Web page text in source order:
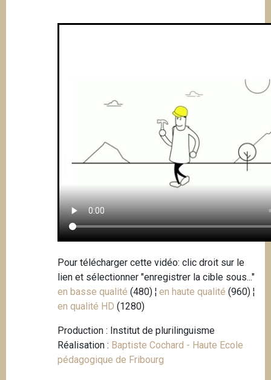
Pour télécharger cette vidéo: clic droit sur le
lien et sélectionner "enregistrer la cible sous..."
en basse qualité (480) ¦en haute qualité (960) ¦
en qualité HD (1280)
Production : Institut de plurilinguisme
Réalisation : Baptiste Cochard - Haute Ecole
pédagogique de Fribourg